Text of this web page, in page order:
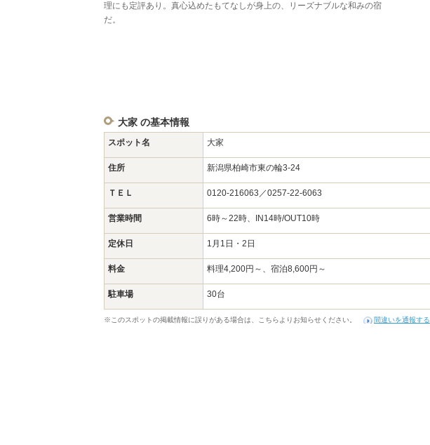
理にも定評あり。真心込めたもてなしが身上の、リーズナブルな和みの宿
だ。
大家 の基本情報
スポット名 大家
住所 新潟県柏崎市東の輪3-24
ＴＥＬ 0120-216063／0257-22-6063
営業時間 6時～22時、IN14時/OUT10時
定休日 1月1日・2日
料金 料理4,200円～、宿泊8,600円～
駐車場 30台
※このスポットの掲載情報に誤りがある場合は、こちらよりお知らせください。 間違いを通報する